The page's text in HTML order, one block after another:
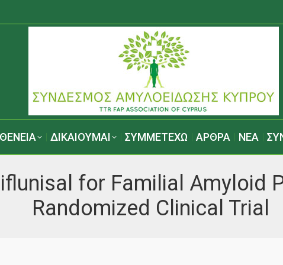
ΔΙΚΑΙΟΥΜΑΙ ΣΥΜΜΕΤΕΧΩ ΑΡΘΡΑ ΝΕΑ
for Familial Amyloid
Randomized Clinical Trial